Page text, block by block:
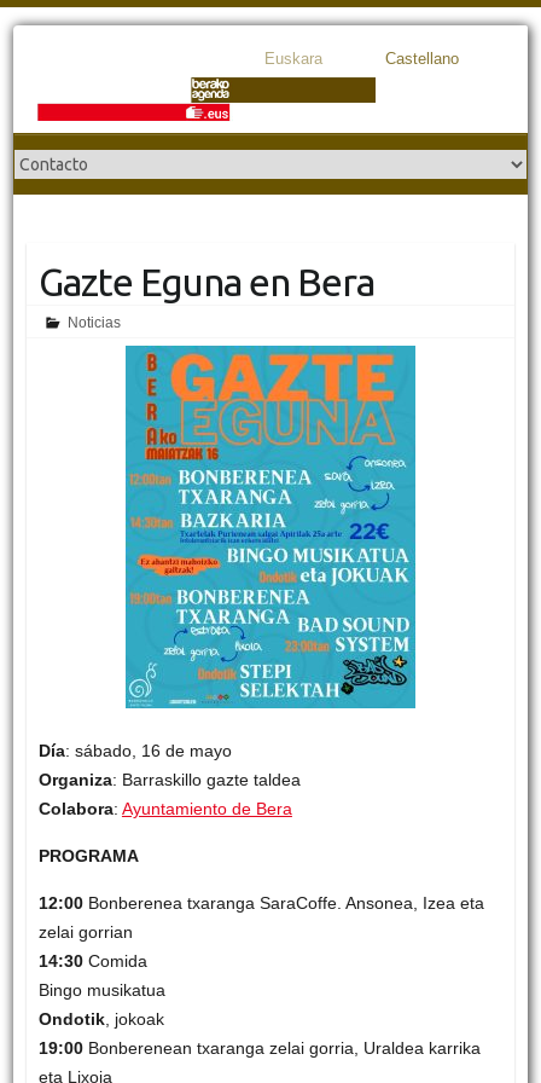
Euskara Castellano
Gazte Eguna en Bera
Noticias
Día: sábado, 16 de mayo
Organiza: Barraskillo gazte taldea
Colabora: Ayuntamiento de Bera
PROGRAMA
12:00Bonberenea txaranga SaraCoffe. Ansonea, Izea eta
zelai gorrian
14:30Comida
Bingo musikatua
Ondotik, jokoak
19:00Bonberenean txaranga zelai gorria, Uraldea karrika
eta Lixoia